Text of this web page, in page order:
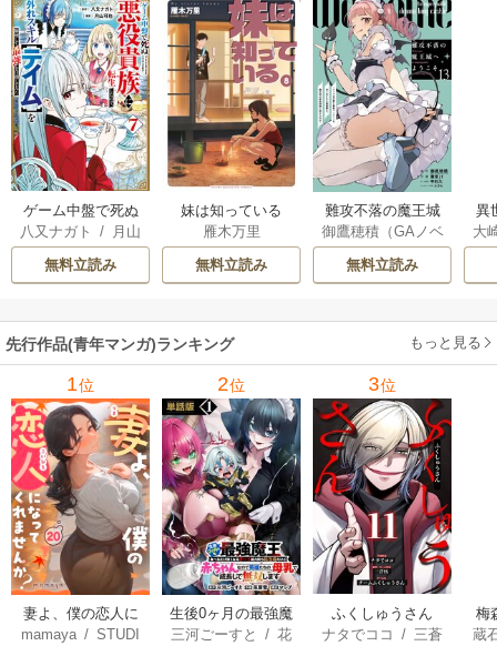
ゲーム中盤で死ぬ
悪役貴族に転生し
たので、外れスキ
ル【テイム】を駆
してみた
八又ナガト /
月山
可也
無料立読み
妹は知っている
雁木万里
無料立読み
難攻不落の魔王城
へようこそ～デバ
フは不要と勇者パ
ーティーを追い出
魔王軍の最高幹部
に迎えられる～
御鷹穂積（GAノベ
ル／SBクリエイテ
ィブ刊）/蚕堂j1
六/ユウヒ
無料立読み
異
は
大
Ａ
先行作品(青年マンガ)ランキング もっと見る
1位
妻よ、僕の恋人に
なってくれません
mamaya/STUDI
2位
生後0ヶ月の最強魔
王 食べるだけ強
三河ごーすと /花
3位
ふくしゅうさん
ナタでココ /三蒼
梅
蔵